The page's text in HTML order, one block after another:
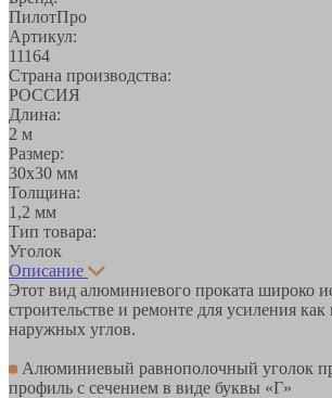
ПилотПро
Артикул:
11164
Страна производства:
РОССИЯ
Длина:
2 м
Размер:
30х30 мм
Толщина:
1,2 мм
Тип товара:
Уголок
Описание
Этот вид алюминиевого проката широко
строительстве и ремонте для усиления
наружных углов.
Алюминиевый равнополочный уголок
профиль с сечением в виде буквы «Г»